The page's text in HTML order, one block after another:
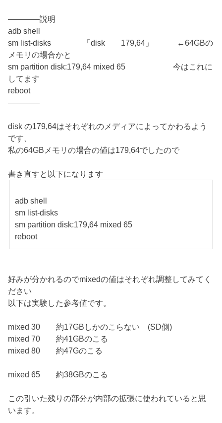
————説明
adb shell
sm list-disks 「disk 179,64」 ←64GBの
メモリの場合かと
sm partition disk:179,64 mixed 65 今はこれに
してます
reboot
————
disk の179,64はそれぞれのメディアによってかわるよう
です、
私の64GBメモリの場合の値は179,64でしたので
書き直すと以下になります
adb shell
sm list-disks
sm partition disk:179,64 mixed 65
reboot
好みが分かれるのでmixedの値はそれぞれ調整してみてく
ださい
以下は実験した参考値です。
mixed 30 約17GBしかのこらない (SD側)
mixed 70 約41GBのこる
mixed 80 約47Gのこる
mixed 65 約38GBのこる
この引いた残りの部分が内部の拡張に使われていると思
います。